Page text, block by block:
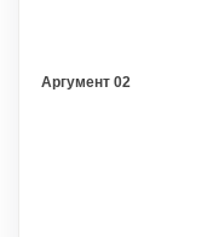
Аргумент 02